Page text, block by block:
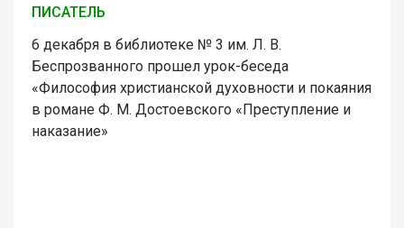
ПИСАТЕЛЬ
6 декабря в библиотеке № 3 им. Л. В.
Беспрозванного прошел урок-беседа
«Философия христианской духовности и покаяния
в романе Ф. М. Достоевского «Преступление и
наказание»